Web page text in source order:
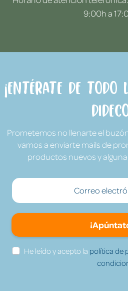
9:00h a
¡Entérate de todo
Prometemos no llenarte el
vamos a enviarte mails de
productos nuevos y
He leído y acepto la política de